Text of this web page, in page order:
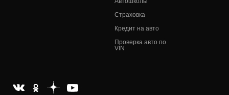
Страховка
Кредит на авто
Проверка авто по
VIN